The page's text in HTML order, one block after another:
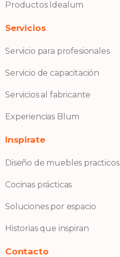
Productos Idealum
Servicios
Servicio para profesionales
Servicio de capacitación
Servicios al fabricante
Experiencias Blum
Inspirate
Diseño de muebles practicos
Cocinas prácticas
Soluciones por espacio
Historias que inspiran
Contacto